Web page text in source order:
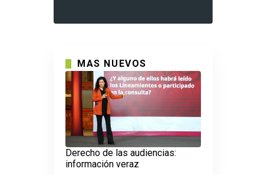
MAS NUEVOS
Derecho de las audiencias:
información veraz